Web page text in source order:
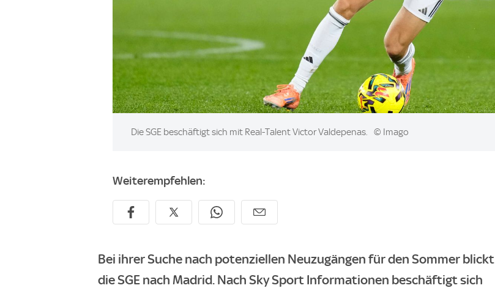
Image:
Die SGE beschäftigt sich mit Real-Talent Victor Valdepenas. © Imago
Weiterempfehlen:
Bei ihrer Suche nach potenziellen Neuzugängen für den Sommer blickt
die SGE nach Madrid. Nach Sky Sport Informationen beschäftigt sich